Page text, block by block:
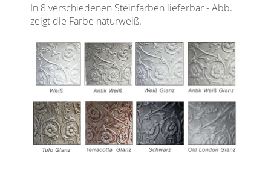
In 8 verschiedenen Steinfarben lieferbar - Abb.
zeigt die Farbe naturweiß.